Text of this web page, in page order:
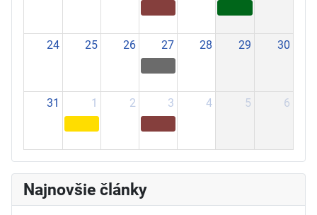
24 25 26 27 28 29 30
31 1 2 3 4 5 6
Najnovšie články